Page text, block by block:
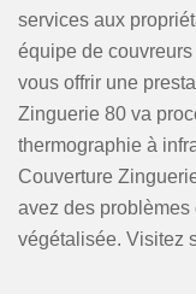
services aux
équipe de
vous offrir une
Zinguerie 80 va
thermographie à
Couverture
avez des problèmes
végétalisée. Visitez